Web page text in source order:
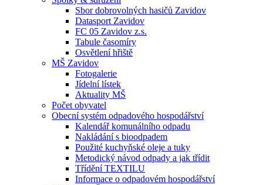
Sbor dobrovolných hasičů Zavidov
Datasport Zavidov
FC 05 Zavidov z.s.
Tabule časomíry
Osvětlení hřiště
MŠ Zavidov
Fotogalerie
Jídelní lístek
Aktuality MŠ
Počet obyvatel
Obecní systém odpadového hospodářství
Kalendář komunálního odpadu
Nakládání s bioodpadem
Použité kuchyňské oleje a tuky
Metodický návod odpady a jak třídit
Třídění TEXTILU
Informace o odpadovém hospodářství